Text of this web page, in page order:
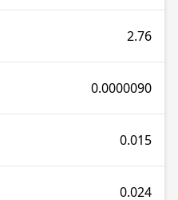
2.76
0.0000090
0.015
0.024